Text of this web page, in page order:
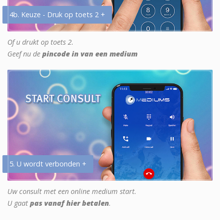
4b. Keuze - Druk op toets 2 +
Of u drukt op toets 2.
Geef nu de pincode in van een medium
5. U wordt verbonden +
Uw consult met een online medium start.
U gaat pas vanaf hier betalen.